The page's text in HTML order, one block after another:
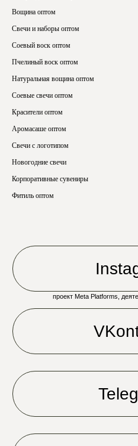
Вощина оптом
Свечи и наборы оптом
Соевый воск оптом
Пчелиный воск оптом
Натуральная вощина оптом
Соевые свечи оптом
Красители оптом
Аромасаше оптом
Свечи с логотипом
Новогодние свечи
Корпоративные сувениры
Фитиль оптом